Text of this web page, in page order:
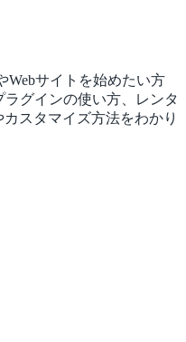
Webサイトを始めたい方
グインの使い方、レンタ
スタマイズ方法をわかり